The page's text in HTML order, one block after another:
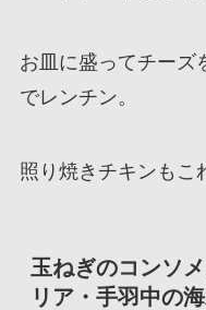
お皿に盛ってチーズ
でレンチン。
照り焼きチキンもこ
玉ねぎのコンソ
リア・手羽中の